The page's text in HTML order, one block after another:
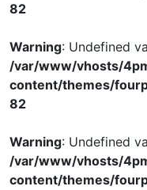
82
Warning: Undefined
/var/www/vhosts/
content/themes/
82
Warning: Undefined
/var/www/vhosts/
content/themes/